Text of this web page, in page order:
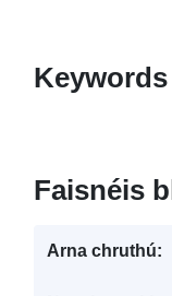
Keywords
Faisnéis
Arna chruthú: